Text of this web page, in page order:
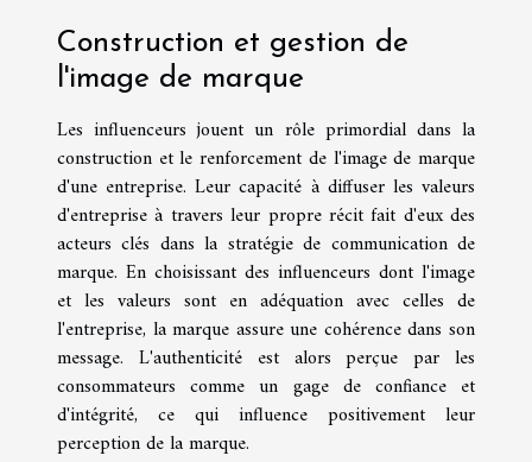
Construction et gestion de
l'image de marque
Les influenceurs jouent un rôle primordial dans la
construction et le renforcement de l'image de marque
d'une entreprise. Leur capacité à diffuser les valeurs
d'entreprise à travers leur propre récit fait d'eux des
acteurs clés dans la stratégie de communication de
marque. En choisissant des influenceurs dont l'image
et les valeurs sont en adéquation avec celles de
l'entreprise, la marque assure une cohérence dans son
message. L'authenticité est alors perçue par les
consommateurs comme un gage de confiance et
d'intégrité, ce qui influence positivement leur
perception de la marque.